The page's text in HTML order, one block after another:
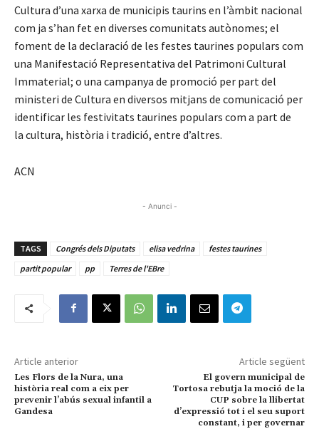
Cultura d’una xarxa de municipis taurins en l’àmbit nacional
com ja s’han fet en diverses comunitats autònomes; el
foment de la declaració de les festes taurines populars com
una Manifestació Representativa del Patrimoni Cultural
Immaterial; o una campanya de promoció per part del
ministeri de Cultura en diversos mitjans de comunicació per
identificar les festivitats taurines populars com a part de
la cultura, història i tradició, entre d’altres.
ACN
- Anunci -
TAGS Congrés dels Diputats elisa vedrina
festes taurines
partit popular
pp Terres de l'EBre
Article anterior
Les Flors de la Nura, una
història real com a eix per
prevenir l’abús sexual infantil a
Gandesa
Article següent
El govern municipal de
Tortosa rebutja la moció de la
CUP sobre la llibertat
d’expressió tot i el seu suport
constant, i per governar